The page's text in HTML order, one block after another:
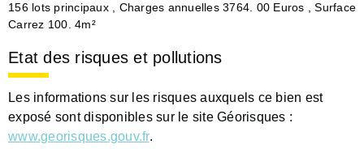
156 lots principaux , Charges annuelles 3764. 00 Euros , Surface
Carrez 100. 4m²
Etat des risques et pollutions
Les informations sur les risques auxquels ce bien est
exposé sont disponibles sur le site Géorisques :
www.georisques.gouv.fr.